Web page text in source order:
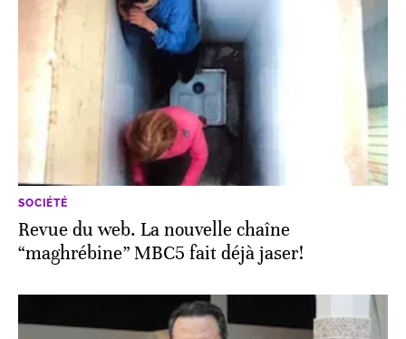
SOCIÉTÉ
Revue du web. La nouvelle chaîne
“maghrébine” MBC5 fait déjà jaser!